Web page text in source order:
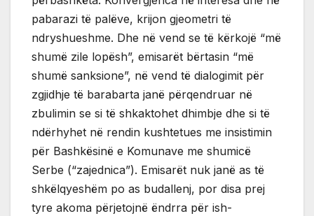
pabarazi të palëve, krijon gjeometri të
ndryshueshme. Dhe në vend se të kërkojë “më
shumë zile lopësh”, emisarët bërtasin “më
shumë sanksione”, në vend të dialogimit për
zgjidhje të barabarta janë përqendruar në
zbulimin se si të shkaktohet dhimbje dhe si të
ndërhyhet në rendin kushtetues me insistimin
për Bashkësinë e Komunave me shumicë
Serbe (“zajednica”). Emisarët nuk janë as të
shkëlqyeshëm po as budallenj, por disa prej
tyre akoma përjetojnë ëndrra për ish-